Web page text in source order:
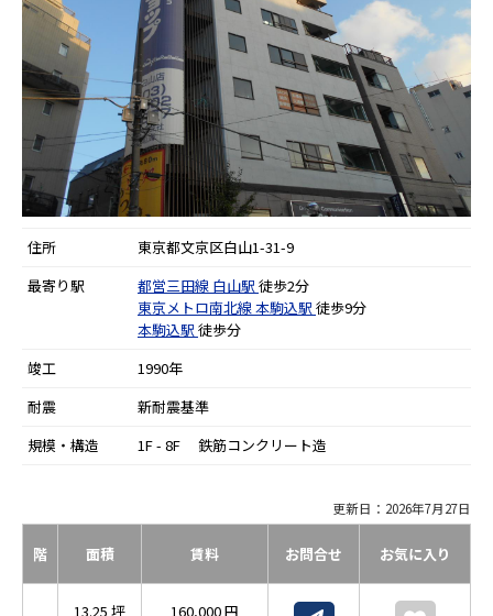
住所
東京都文京区白山1-31-9
最寄り駅
都営三田線 白山駅 徒歩2分
東京メトロ南北線本駒込駅 徒歩9分
本駒込駅 徒歩分
竣工
1990年
耐震
新耐震基準
規模・構造
1F - 8F 鉄筋コンクリート造
更新日：2026年7月27日
階 面積 賃料 お問合せ お気に入り
13.25 坪
160,000 円